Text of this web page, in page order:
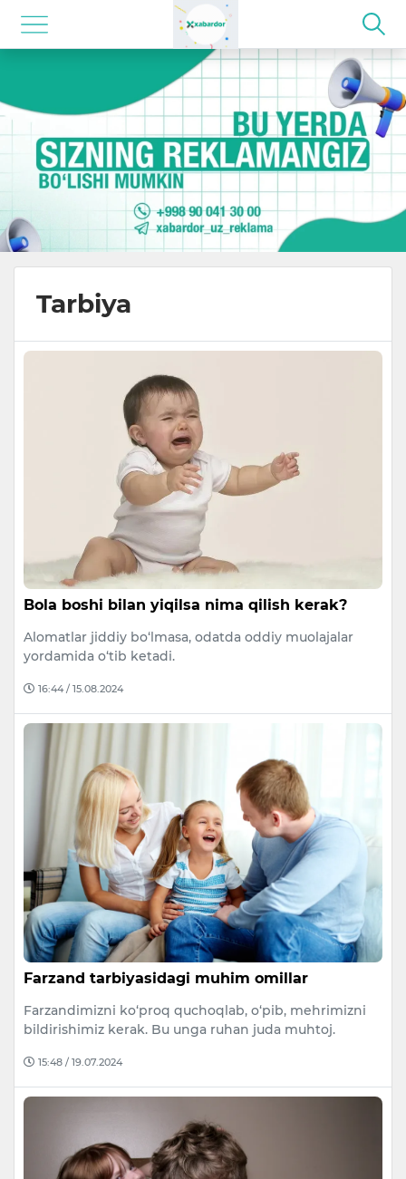
Tarbiya
Bola boshi bilan yiqilsa nima qilish kerak?
Alomatlar jiddiy bo‘lmasa, odatda oddiy muolajalar
yordamida o‘tib ketadi.
16:44 / 15.08.2024
Farzand tarbiyasidagi muhim omillar
Farzandimizni ko‘proq quchoqlab, o‘pib, mehrimizni
bildirishimiz kerak. Bu unga ruhan juda muhtoj.
15:48 / 19.07.2024